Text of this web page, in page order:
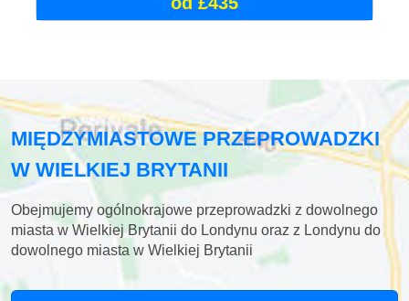
MIĘDZYMIASTOWE PRZEPROWADZKI
W WIELKIEJ BRYTANII
Obejmujemy ogólnokrajowe przeprowadzki z dowolnego
miasta w Wielkiej Brytanii do Londynu oraz z Londynu do
dowolnego miasta w Wielkiej Brytanii